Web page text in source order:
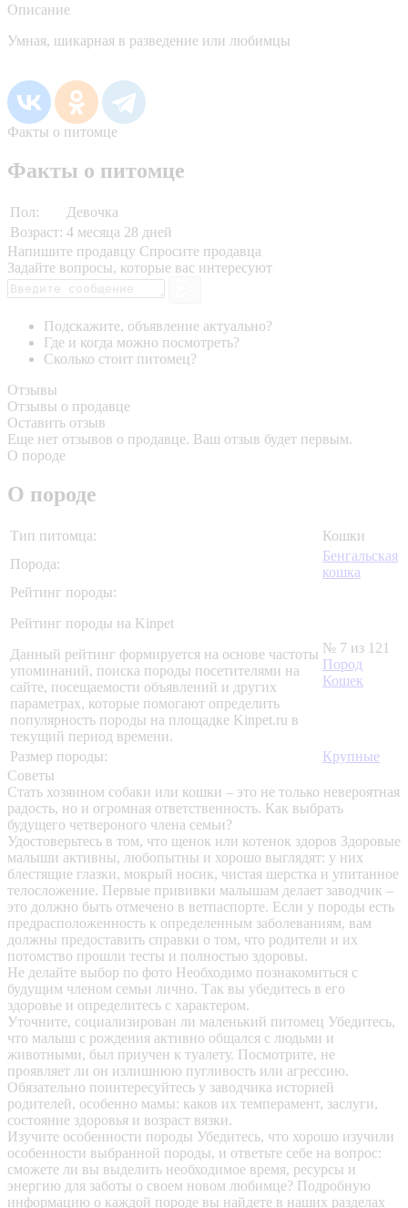
Описание
Умная, шикарная в разведение или любимцы
Факты о питомце
Факты о питомце
Пол:
Девочка
Возраст: 4 месяца 28 дней
Напишите продавцу Спросите продавца
Задайте вопросы, которые вас интересуют
Подскажите, объявление актуально?
Где и когда можно посмотреть?
Сколько стоит питомец?
Отзывы
Отзывы о продавце
Оставить отзыв
Еще нет отзывов о продавце. Ваш отзыв будет первым.
О породе
О породе
Тип питомца:
Кошки
Порода:
Бенгальская
кошка
Рейтинг породы:
Рейтинг породы на Kinpet
Данный рейтинг формируется на основе частоты
упоминаний, поиска породы посетителями на
сайте, посещаемости объявлений и других
параметрах, которые помогают определить
популярность породы на площадке Kinpet.ru в
текущий период времени.
№ 7 из 121
Пород
Кошек
Размер породы:
Крупные
Советы
Стать хозяином собаки или кошки – это не только невероятная
радость, но и огромная ответственность. Как выбрать
будущего четвероного члена семьи?
Удостоверьтесь в том, что щенок или котенок здоров Здоровые
малыши активны, любопытны и хорошо выглядят: у них
блестящие глазки, мокрый носик, чистая шерстка и упитанное
телосложение. Первые прививки малышам делает заводчик –
это должно быть отмечено в ветпаспорте. Если у породы есть
предрасположенность к определенным заболеваниям, вам
должны предоставить справки о том, что родители и их
потомство прошли тесты и полностью здоровы.
Не делайте выбор по фото Необходимо познакомиться с
будущим членом семьи лично. Так вы убедитесь в его
здоровье и определитесь с характером.
Уточните, социализирован ли маленький питомец Убедитесь,
что малыш с рождения активно общался с людьми и
животными, был приучен к туалету. Посмотрите, не
проявляет ли он излишнюю пугливость или агрессию.
Обязательно поинтересуйтесь у заводчика историей
родителей, особенно мамы: каков их темперамент, заслуги,
состояние здоровья и возраст вязки.
Изучите особенности породы Убедитесь, что хорошо изучили
особенности выбранной породы, и ответьте себе на вопрос:
сможете ли вы выделить необходимое время, ресурсы и
энергию для заботы о своем новом любимце? Подробную
информацию о каждой породе вы найдете в наших разделах